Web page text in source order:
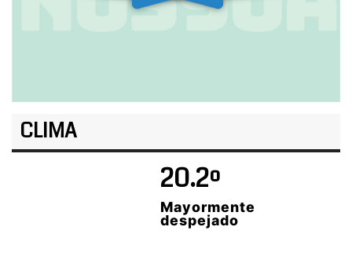
CLIMA
20.2º
Mayormente
despejado